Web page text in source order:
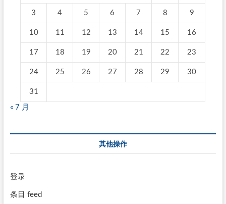
3 4 5 6 7 8 9
10 11 12 13 14 15 16
17 18 19 20 21 22 23
24 25 26 27 28 29 30
31
« 7 月
其他操作
登录
条目 feed